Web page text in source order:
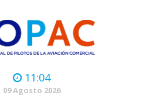
11:04
09 Agosto 2026